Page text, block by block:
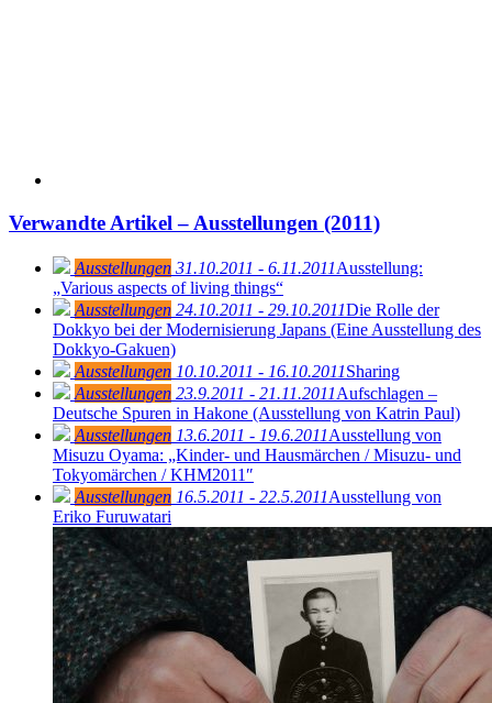
Verwandte Artikel – Ausstellungen (2011)
Ausstellungen 31.10.2011 - 6.11.2011Ausstellung:
„Various aspects of living things“
Ausstellungen 24.10.2011 - 29.10.2011Die Rolle der
Dokkyo bei der Modernisierung Japans (Eine Ausstellung des
Dokkyo-Gakuen)
Ausstellungen 10.10.2011 - 16.10.2011Sharing
Ausstellungen 23.9.2011 - 21.11.2011Aufschlagen –
Deutsche Spuren in Hakone (Ausstellung von Katrin Paul)
Ausstellungen 13.6.2011 - 19.6.2011Ausstellung von
Misuzu Oyama: „Kinder- und Hausmärchen / Misuzu- und
Tokyomärchen / KHM2011″
Ausstellungen 16.5.2011 - 22.5.2011Ausstellung von
Eriko Furuwatari